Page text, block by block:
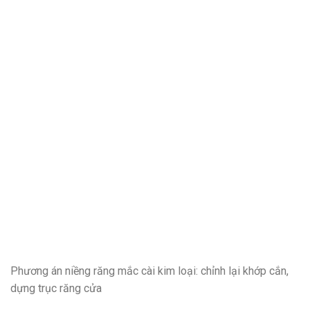
Phương án niềng răng mắc cài kim loại: chỉnh lại khớp cắn,
dựng trục răng cửa